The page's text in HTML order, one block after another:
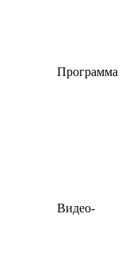
Программа
Видео-